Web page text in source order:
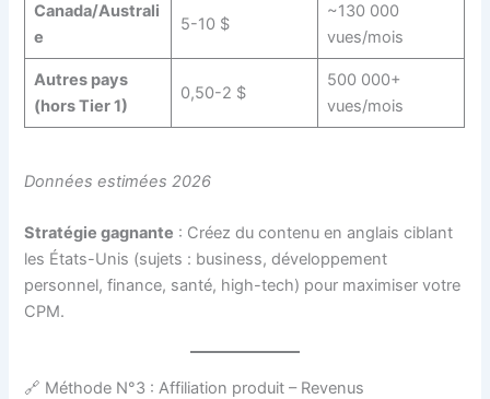
Canada/Australi
e
5-10 $
~130 000
vues/mois
Autres pays
(hors Tier 1)
0,50-2 $
500 000+
vues/mois
Données estimées 2026
Stratégie gagnante : Créez du contenu en anglais ciblant
les États-Unis (sujets : business, développement
personnel, finance, santé, high-tech) pour maximiser votre
CPM.
🔗 Méthode N°3 : Affiliation produit – Revenus